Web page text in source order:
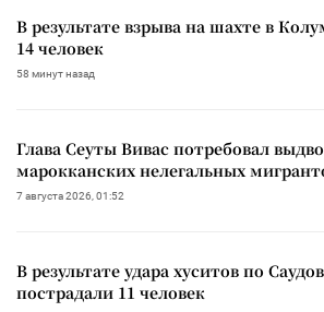
В результате взрыва на шахте в
14 человек
58 минут назад
Глава Сеуты Вивас потребовал
марокканских нелегальных
7 августа 2026, 01:52
В результате удара хуситов по
пострадали 11 человек